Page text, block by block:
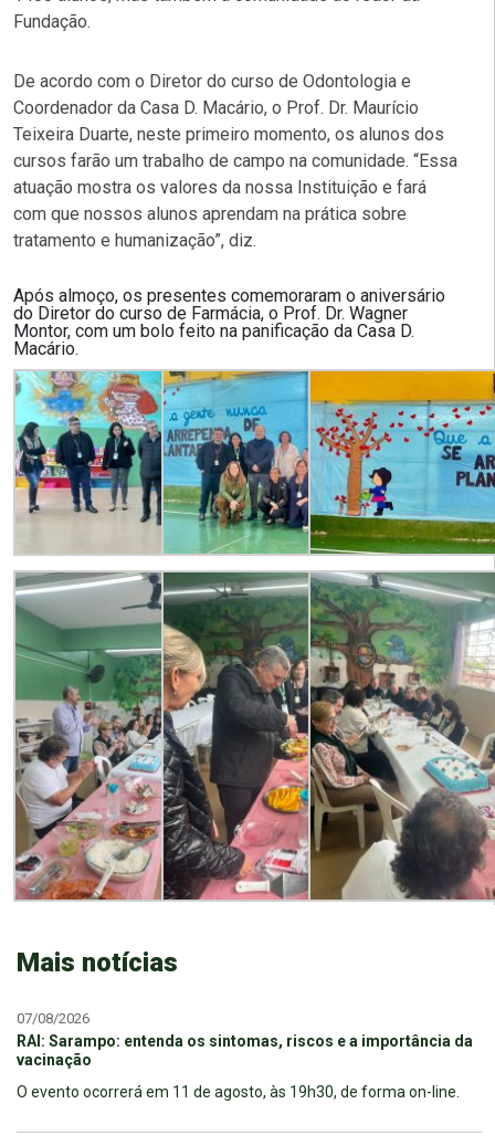
Fundação.
De acordo com o Diretor do curso de Odontologia e
Coordenador da Casa D. Macário, o Prof. Dr. Maurício
Teixeira Duarte, neste primeiro momento, os alunos dos
cursos farão um trabalho de campo na comunidade. “Essa
atuação mostra os valores da nossa Instituição e fará
com que nossos alunos aprendam na prática sobre
tratamento e humanização”, diz.
Após almoço, os presentes comemoraram o aniversário
do Diretor do curso de Farmácia, o Prof. Dr. Wagner
Montor, com um bolo feito na panificação da Casa D.
Macário.
Mais notícias
07/08/2026
RAI: Sarampo: entenda os sintomas, riscos e a importância da
vacinação
O evento ocorrerá em 11 de agosto, às 19h30, de forma on-line.